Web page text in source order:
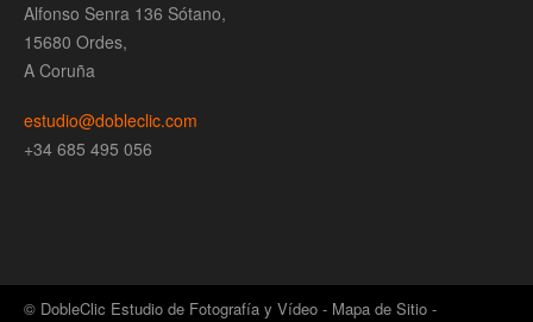
Alfonso Senra 136 Sótano,
15680 Ordes,
A Coruña
estudio@dobleclic.com
+34 685 495 056
© DobleClic Estudio de Fotografía y Vídeo - Mapa de Sitio -